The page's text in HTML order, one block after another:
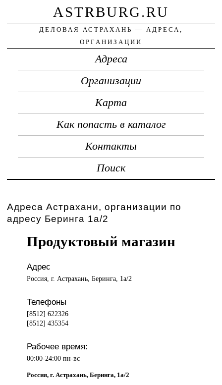
ASTRBURG.RU
ДЕЛОВАЯ АСТРАХАНЬ — АДРЕСА,
ОРГАНИЗАЦИИ
Адреса
Организации
Карта
Как попасть в каталог
Контакты
Поиск
Адреса Астрахани, организации по
адресу Беринга 1а/2
Продуктовый магазин
Адрес
Россия, г. Астрахань, Беринга, 1а/2
Телефоны
[8512] 622326
[8512] 435354
Рабочее время:
00:00-24:00 пн-вс
Россия, г. Астрахань, Беринга, 1а/2